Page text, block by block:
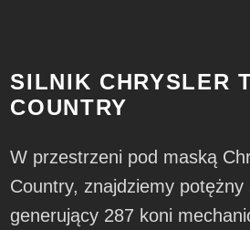
SILNIK CHRYSLER
COUNTRY
W przestrzeni pod maską
Country, znajdziemy potężny
generujący 287 koni